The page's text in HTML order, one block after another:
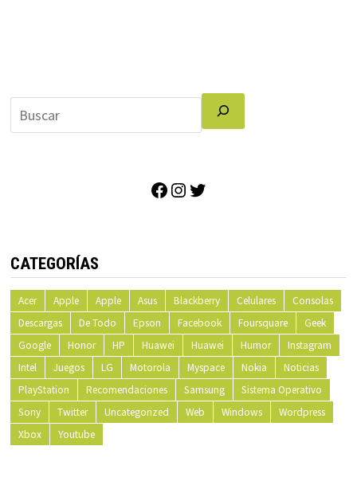
Facebook
Instagram
CATEGORÍAS
Acer Apple Apple Asus Blackberry Celulares
Consolas
Descargas
De Todo Epson Facebook Foursquare
Geek
Google
Honor HP Huawei Huawei Humor
Instagram
Intel
Juegos LG Motorola Myspace Nokia
Noticias
PlayStation
Recomendaciones Samsung
Sistema Operativo
Sony
Twitter Uncategorized Web Windows
Wordpress
Xbox
Youtube